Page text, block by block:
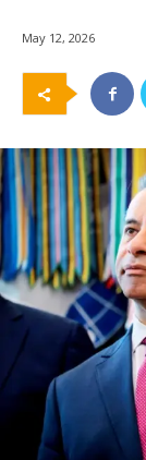
May 12, 2026